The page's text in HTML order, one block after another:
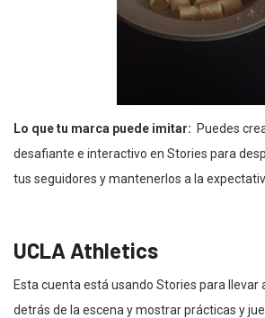
Lo que tu marca puede imitar: Puedes
desafiante e interactivo en Stories para
tus seguidores y mantenerlos a la
UCLA Athletics
Esta cuenta está usando Stories para llevar
detrás de la escena y mostrar prácticas y